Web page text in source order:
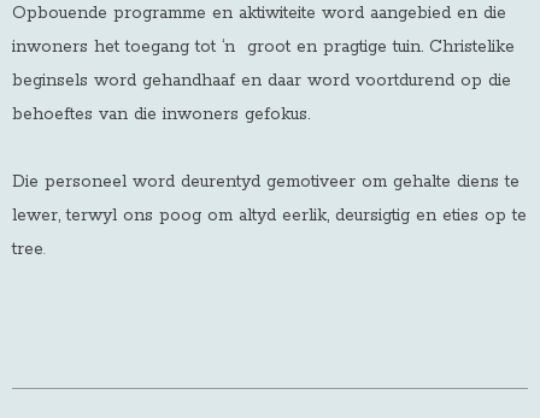
Opbouende programme en aktiwiteite word aangebied en die
inwoners het toegang tot ‘n groot en pragtige tuin. Christelike
beginsels word gehandhaaf en daar word voortdurend op die
behoeftes van die inwoners gefokus.
Die personeel word deurentyd gemotiveer om gehalte diens te
lewer, terwyl ons poog om altyd eerlik, deursigtig en eties op te
tree.